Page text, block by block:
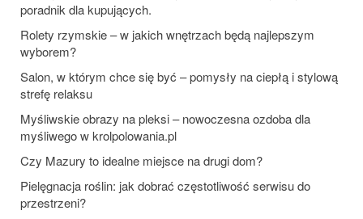
poradnik dla kupujących.
Rolety rzymskie – w jakich wnętrzach będą najlepszym
wyborem?
Salon, w którym chce się być – pomysły na ciepłą i stylową
strefę relaksu
Myśliwskie obrazy na pleksi – nowoczesna ozdoba dla
myśliwego w krolpolowania.pl
Czy Mazury to idealne miejsce na drugi dom?
Pielęgnacja roślin: jak dobrać częstotliwość serwisu do
przestrzeni?